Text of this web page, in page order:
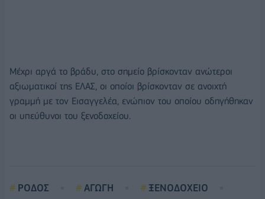
Μέχρι αργά το βράδυ, στο σημείο βρίσκονταν ανώτεροι
αξιωματικοί της ΕΛΑΣ, οι οποίοι βρίσκονταν σε ανοιχτή
γραμμή με τον Εισαγγελέα, ενώπιον του οποίου οδηγήθηκαν
οι υπεύθυνοι του ξενοδοχείου.
ΡΟΔΟΣ ΑΓΩΓΗ ΞΕΝΟΔΟΧΕΙΟ